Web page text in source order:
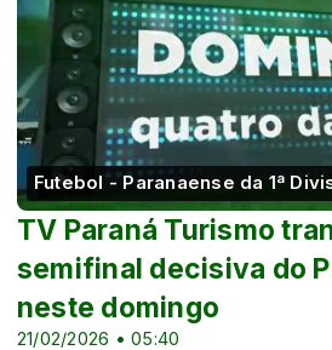
Futebol - Paranaense da 1ª
21/02/2026 • 05:40
TV Paraná Turismo
semifinal decisiva do
neste domingo